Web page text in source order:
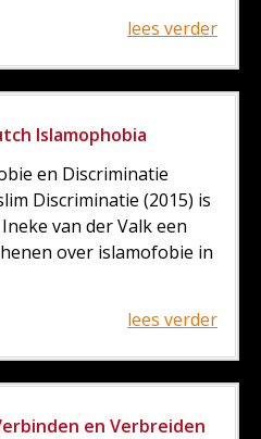
lees verder
Islamophobia
en Discriminatie
Discriminatie (2015) is
van der Valk een
over islamofobie in
lees verder
en Verbreiden